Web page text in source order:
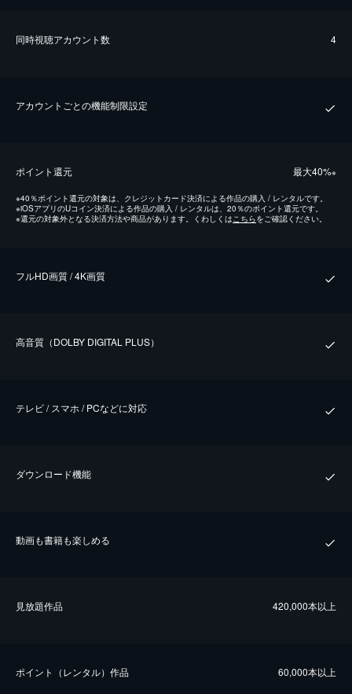
同時視聴アカウント数 4
アカウントごとの機能制限設定
ポイント還元 最⼤40%※
※40％ポイント還元の対象は、クレジットカード決済による作品の購入 / レンタルです。
※iOSアプリのUコイン決済による作品の購入 / レンタルは、20％のポイント還元です。
※還元の対象外となる決済方法や商品があります。くわしくはこちらをご確認ください。
フルHD画質 / 4K画質
⾼⾳質（DOLBY DIGITAL PLUS）
テレビ / スマホ / PCなどに対応
ダウンロード機能
動画も書籍も楽しめる
⾒放題作品 420,000本以上
ポイント（レンタル）作品 60,000本以上